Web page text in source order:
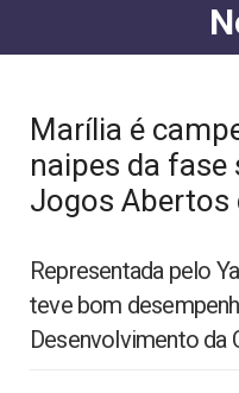
Marília é
naipes da
Jogos Abertos
Representada pelo
teve bom
Desenvolvimento da